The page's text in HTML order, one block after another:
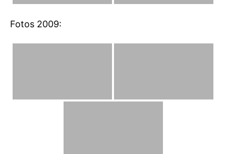
Fotos 2009: